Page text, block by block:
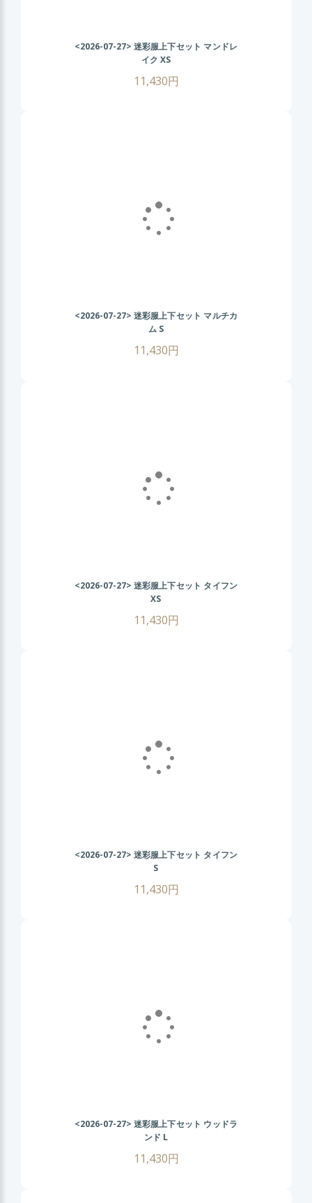
<2026-07-27> 迷彩服上下セット マンドレ
イク XS
11,430円
<2026-07-27> 迷彩服上下セット マルチカ
ム S
11,430円
<2026-07-27> 迷彩服上下セット タイフン
XS
11,430円
<2026-07-27> 迷彩服上下セット タイフン
S
11,430円
<2026-07-27> 迷彩服上下セット ウッドラ
ンド L
11,430円